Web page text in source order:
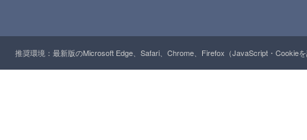
推奨環境：最新版のMicrosoft Edge、Safari、Chrome、Firefox（JavaScript・Cookie